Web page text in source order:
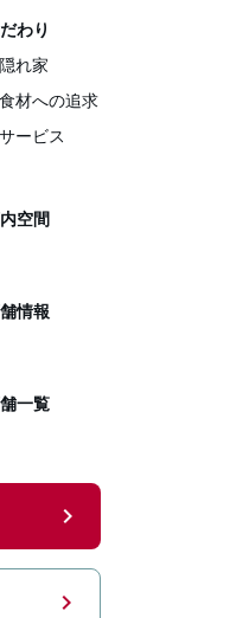
わり
隠れ家
食材への追求
サービス
空間
情報
一覧
chevron_right
chevron_right